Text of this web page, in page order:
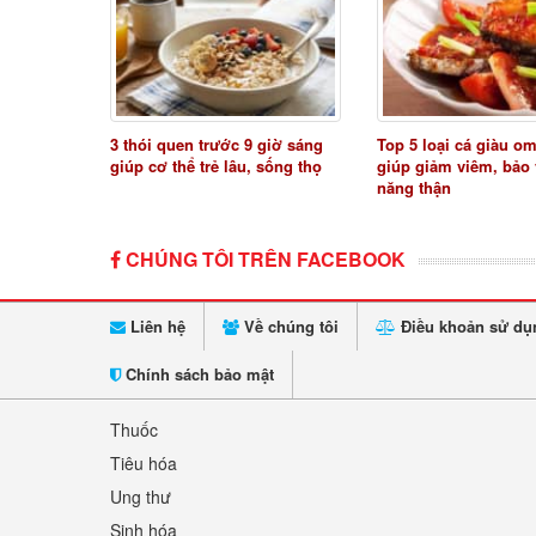
3 thói quen trước 9 giờ sáng
giúp cơ thể trẻ lâu, sống thọ
Top 5 loại cá giàu
giúp giảm viêm, bảo
năng thận
CHÚNG TÔI TRÊN FACEBOOK
Liên hệ Về chúng tôi Điều khoản sử
Chính sách bảo mật
Thuốc
Tiêu hóa
Ung thư
Sinh hóa